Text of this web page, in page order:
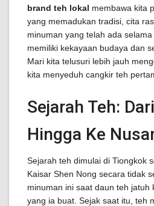
brand teh lokal membawa kita
yang memadukan tradisi, cita
minuman yang telah ada selama
memiliki kekayaan budaya dan
Mari kita telusuri lebih jauh
kita menyeduh cangkir teh
Sejarah Teh:
Hingga Ke
Sejarah teh dimulai di Tiongkok
Kaisar Shen Nong secara tidak
minuman ini saat daun teh jatuh
yang ia buat. Sejak saat itu, teh